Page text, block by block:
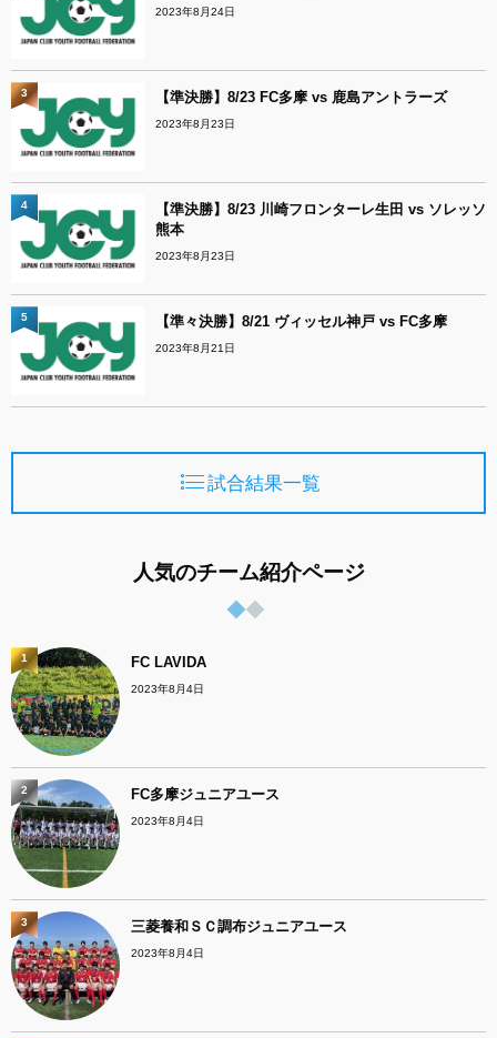
2023年8月24日
【準決勝】8/23 FC多摩 vs 鹿島アントラーズ
2023年8月23日
3
【準決勝】8/23 川崎フロンターレ生田 vs ソレッソ
熊本
2023年8月23日
4
【準々決勝】8/21 ヴィッセル神戸 vs FC多摩
2023年8月21日
5
試合結果一覧
人気のチーム紹介ページ
FC LAVIDA
2023年8月4日
1
FC多摩ジュニアユース
2023年8月4日
2
三菱養和ＳＣ調布ジュニアユース
2023年8月4日
3